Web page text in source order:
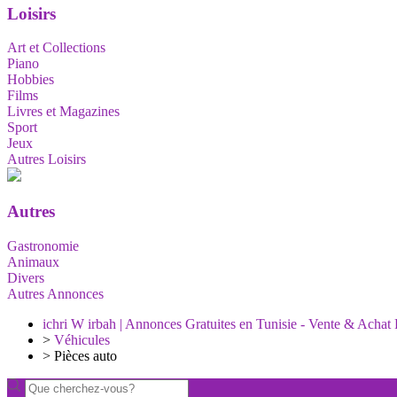
Loisirs
Art et Collections
Piano
Hobbies
Films
Livres et Magazines
Sport
Jeux
Autres Loisirs
Autres
Gastronomie
Animaux
Divers
Autres Annonces
ichri W irbah | Annonces Gratuites en Tunisie - Vente & Achat
> Véhicules
> Pièces auto